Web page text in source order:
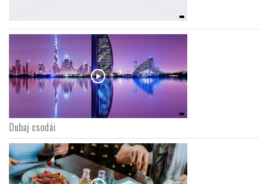
GLOBOZSARU
DOBRAVERO.HU
LATIMO.HU
GLOBOBOOK
Dubaj csodái